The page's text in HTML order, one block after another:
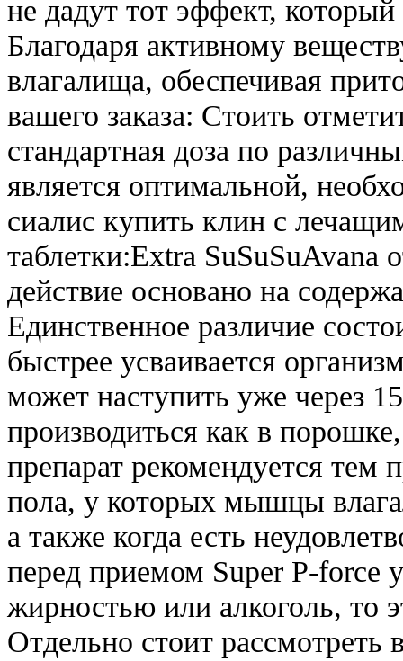
не дадут тот эффект,
Благодаря активному
влагалища, обеспечивая
вашего заказа: Стоить
стандартная доза по
является оптимальной,
сиалис купить клин с
таблетки:Extra SuSuSuAvana
действие основано на
Единственное различие
быстрее усваивается
может наступить уже через
производиться как в
препарат рекомендуется тем
пола, у которых мышцы
а также когда есть
перед приемом Super P-force
жирностью или алкоголь, то
Отдельно стоит рассмотреть